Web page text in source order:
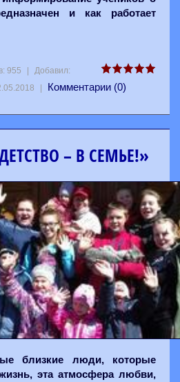
и как работает
955 | Добавил:
| Комментарии (0)
– В СЕМЬЕ!»
близкие люди, которые
эта атмосфера любви,